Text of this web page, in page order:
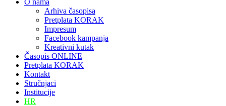
O nama
Arhiva časopisa
Pretplata KORAK
Impresum
Facebook kampanja
Kreativni kutak
Časopis ONLINE
Pretplata KORAK
Kontakt
Stručnjaci
Institucije
HR